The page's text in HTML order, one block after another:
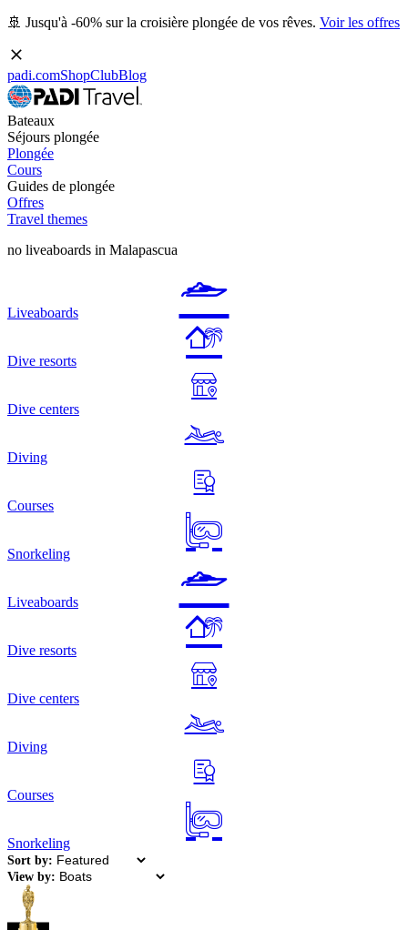
🚢 Jusqu'à -60% sur la croisière plongée de vos rêves. Voir les offres
padi.comShopClubBlog
Bateaux
Séjours plongée
Plongée
Cours
Guides de plongée
Offres
Travel themes
no liveaboards in Malapascua
Liveaboards
Dive resorts
Dive centers
Diving
Courses
Snorkeling
Liveaboards
Dive resorts
Dive centers
Diving
Courses
Snorkeling
Sort by:
View by: